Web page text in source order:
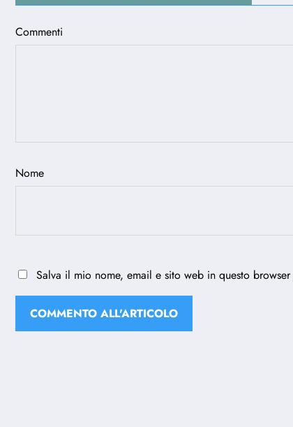
Commenti
Nome
Salva il mio nome, email e sito web in questo